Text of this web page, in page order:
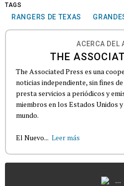
TAGS
RANGERS DE TEXAS
ACERCA DEL
THE
The Associated Press es una
noticias independiente, sin fines
presta servicios a periódicos y
miembros en los Estados Unidos
mundo.
El Nuevo... Leer más
...